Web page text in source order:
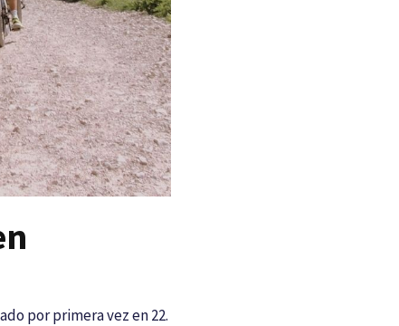
por primera vez en 22.